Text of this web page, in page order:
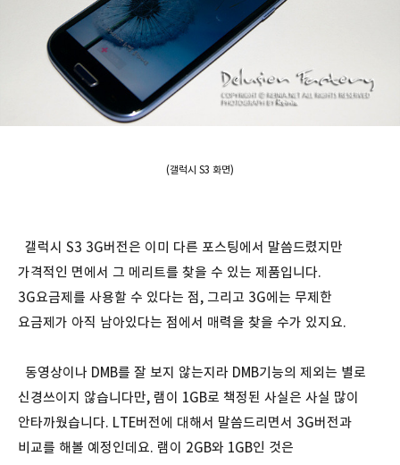
(갤럭시 S3 화면)
갤럭시 S3 3G버전은 이미 다른 포스팅에서 말씀드렸지만
가격적인 면에서 그 메리트를 찾을 수 있는 제품입니다.
3G요금제를 사용할 수 있다는 점, 그리고 3G에는 무제한
요금제가 아직 남아있다는 점에서 매력을 찾을 수가 있지요.
동영상이나 DMB를 잘 보지 않는지라 DMB기능의 제외는 별로
신경쓰이지 않습니다만, 램이 1GB로 책정된 사실은 사실 많이
안타까웠습니다. LTE버전에 대해서 말씀드리면서 3G버전과
비교를 해볼 예정인데요. 램이 2GB와 1GB인 것은